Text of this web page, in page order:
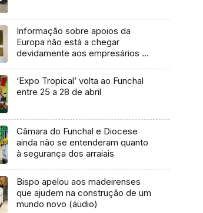
Informação sobre apoios da
Europa não está a chegar
devidamente aos empresários –
‘Expo Tropical’ volta ao Funchal
entre 25 a 28 de abril
Câmara do Funchal e Diocese
ainda não se entenderam quanto
à segurança dos arraiais
Bispo apelou aos madeirenses
que ajudem na construção de um
mundo novo (áudio)